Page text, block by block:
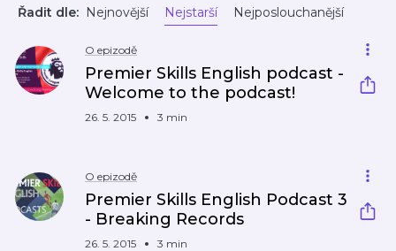
Řadit dle: Nejnovější Nejstarší Nejposlouchanější
O epizodě
Premier Skills English podcast -
Welcome to the podcast!
26. 5. 2015 3 min
O epizodě
Premier Skills English Podcast 3
- Breaking Records
26. 5. 2015 3 min